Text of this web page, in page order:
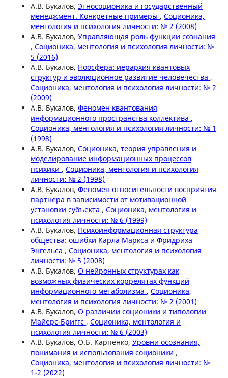
А.В. Букалов, Этносоционика и государственный
менеджмент. Конкретные примеры , Соционика,
ментология и психология личности: № 2 (2008)
А.В. Букалов, Управляющая роль функции сознания
, Соционика, ментология и психология личности: №
5 (2016)
А.В. Букалов, Ноосфера: иерархия квантовых
структур и эволюционное развитие человечества ,
Соционика, ментология и психология личности: № 2
(2009)
А.В. Букалов, Феномен квантования
информационного пространства коллектива ,
Соционика, ментология и психология личности: № 1
(1998)
А.В. Букалов, Соционика, теория управления и
моделирование информационных процессов
психики , Соционика, ментология и психология
личности: № 2 (1998)
А.В. Букалов, Феномен относительности восприятия
партнера в зависимости от мотивационной
установки субъекта , Соционика, ментология и
психология личности: № 6 (1999)
А.В. Букалов, Психоинформационная структура
общества: ошибки Карла Маркса и Фридриха
Энгельса , Соционика, ментология и психология
личности: № 5 (2008)
А.В. Букалов, О нейронных структурах как
возможных физических коррелятах функций
информационного метаболизма , Соционика,
ментология и психология личности: № 2 (2001)
А.В. Букалов, О различии соционики и типологии
Майерс-Бриггс , Соционика, ментология и
психология личности: № 6 (2003)
А.В. Букалов, О.Б. Карпенко, Уровни осознания,
понимания и использования соционики ,
Соционика, ментология и психология личности: №
1-2 (2022)